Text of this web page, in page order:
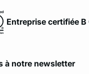
Entreprise certifiée B
à notre newsletter